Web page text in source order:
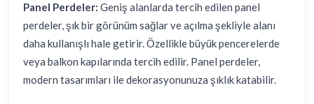
Panel Perdeler: Geniş alanlarda tercih edilen panel
perdeler, şık bir görünüm sağlar ve açılma şekliyle alanı
daha kullanışlı hale getirir. Özellikle büyük pencerelerde
veya balkon kapılarında tercih edilir. Panel perdeler,
modern tasarımları ile dekorasyonunuza şıklık katabilir.